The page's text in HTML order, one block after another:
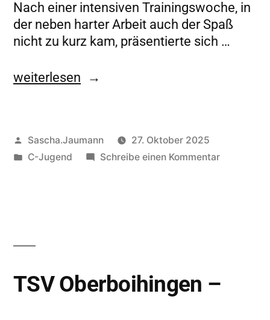
Nach einer intensiven Trainingswoche, in
der neben harter Arbeit auch der Spaß
nicht zu kurz kam, präsentierte sich …
weiterlesen
Sascha.Jaumann
27. Oktober 2025
C-Jugend
Schreibe einen Kommentar
TSV Oberboihingen –